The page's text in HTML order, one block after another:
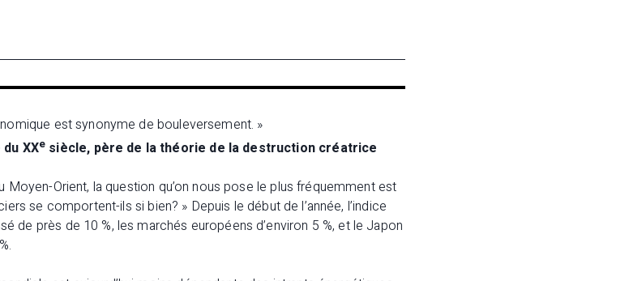
est synonyme de bouleversement. »
XXe siècle, père de la théorie de la destruction créatrice
Orient, la question qu’on nous pose le plus fréquemment est
se comportent-ils si bien? » Depuis le début de l’année, l’indice
de près de 10 %, les marchés européens d’environ 5 %, et le Japon